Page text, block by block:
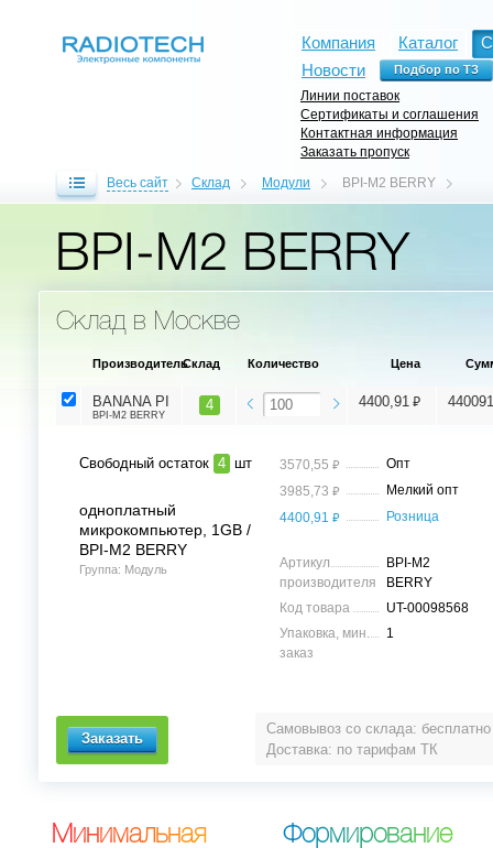
Компания Каталог
Новости
Линии поставок
Сертификаты и соглашения
Контактная информация
Заказать пропуск
Весь сайт Склад Модули BPI-M2 BERRY
BPI-M2 BERRY
Склад в Москве
Самовывоз со склада: бесплатно
Доставка: по тарифам ТК
ПроизводительСклад Количество Цена
BANANA PI
BPI-M2 BERRY
4 4400,91 ⃏ 440091
Свободный остаток 4 шт
одноплатный
микрокомпьютер, 1GB /
BPI-M2 BERRY
Группа: Модуль
3570,55 ⃏
Опт
3985,73 ⃏
Мелкий опт
4400,91 ⃏ Розница
Артикул
производителя
BPI-M2
BERRY
Код товара
UT-00098568
Упаковка, мин.
заказ
1
Минимальная
Формирование